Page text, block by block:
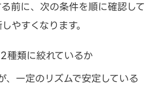
前に、次の条件を順に確認して
やすくなります。
種類に絞れているか
、一定のリズムで安定している